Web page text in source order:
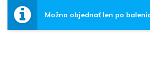
Možno objednať len po